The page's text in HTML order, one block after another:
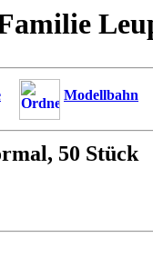
Modellbahn
50 Stück